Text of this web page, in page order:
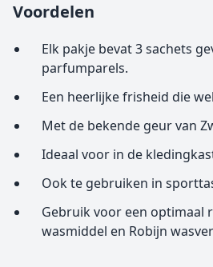
Voordelen
Elk pakje bevat 3 sachets
parfumparels.
Een heerlijke frisheid die
Met de bekende geur van
Ideaal voor in de
Ook te gebruiken in
Gebruik voor een optimaal
wasmiddel en Robijn